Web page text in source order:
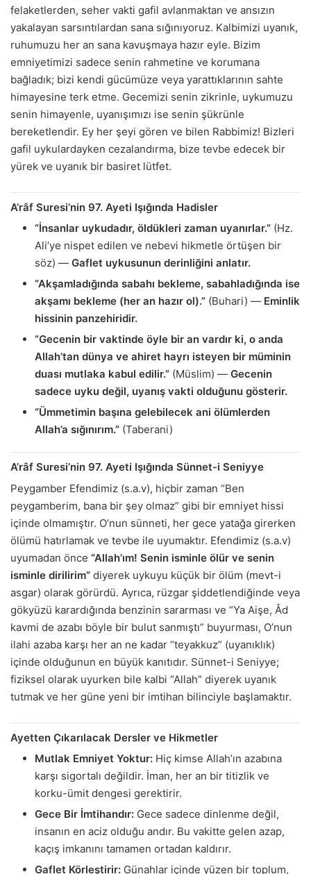
felaketlerden, seher vakti gafil avlanmaktan ve ansızın
yakalayan sarsıntılardan sana sığınıyoruz. Kalbimizi uyanık,
ruhumuzu her an sana kavuşmaya hazır eyle. Bizim
emniyetimizi sadece senin rahmetine ve korumana
bağladık; bizi kendi gücümüze veya yarattıklarının sahte
himayesine terk etme. Gecemizi senin zikrinle, uykumuzu
senin himayenle, uyanışımızı ise senin şükrünle
bereketlendir. Ey her şeyi gören ve bilen Rabbimiz! Bizleri
gafil uykulardayken cezalandırma, bize tevbe edecek bir
yürek ve uyanık bir basiret lütfet.
A’râf Suresi’nin 97. Ayeti Işığında Hadisler
“İnsanlar uykudadır, öldükleri zaman uyanırlar.” (Hz.
Ali’ye nispet edilen ve nebevi hikmetle örtüşen bir
söz) — Gaflet uykusunun derinliğini anlatır.
“Akşamladığında sabahı bekleme, sabahladığında ise
akşamı bekleme (her an hazır ol).” (Buhari) — Eminlik
hissinin panzehiridir.
“Gecenin bir vaktinde öyle bir an vardır ki, o anda
Allah’tan dünya ve ahiret hayrı isteyen bir müminin
duası mutlaka kabul edilir.” (Müslim) — Gecenin
sadece uyku değil, uyanış vakti olduğunu gösterir.
“Ümmetimin başına gelebilecek ani ölümlerden
Allah’a sığınırım.” (Taberani)
A’râf Suresi’nin 97. Ayeti Işığında Sünnet-i Seniyye
Peygamber Efendimiz (s.a.v), hiçbir zaman “Ben
peygamberim, bana bir şey olmaz” gibi bir emniyet hissi
içinde olmamıştır. O’nun sünneti, her gece yatağa girerken
ölümü hatırlamak ve tevbe ile uyumaktır. Efendimiz (s.a.v)
uyumadan önce “Allah’ım! Senin isminle ölür ve senin
isminle dirilirim” diyerek uykuyu küçük bir ölüm (mevt-i
asgar) olarak görürdü. Ayrıca, rüzgar şiddetlendiğinde veya
gökyüzü karardığında benzinin sararması ve “Ya Aişe, Âd
kavmi de azabı böyle bir bulut sanmıştı” buyurması, O’nun
ilahi azaba karşı her an ne kadar “teyakkuz” (uyanıklık)
içinde olduğunun en büyük kanıtıdır. Sünnet-i Seniyye;
fiziksel olarak uyurken bile kalbi “Allah” diyerek uyanık
tutmak ve her güne yeni bir imtihan bilinciyle başlamaktır.
Ayetten Çıkarılacak Dersler ve Hikmetler
Mutlak Emniyet Yoktur: Hiç kimse Allah’ın azabına
karşı sigortalı değildir. İman, her an bir titizlik ve
korku-ümit dengesi gerektirir.
Gece Bir İmtihandır: Gece sadece dinlenme değil,
insanın en aciz olduğu andır. Bu vakitte gelen azap,
kaçış imkanını tamamen ortadan kaldırır.
Gaflet Körleştirir: Günahlar içinde yüzen bir toplum,